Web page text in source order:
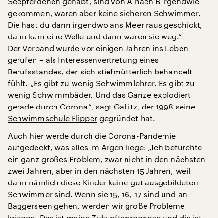
gekommen, waren aber keine sicheren Schwimmer.
Die hast du dann irgendwo ans Meer raus geschickt,
dann kam eine Welle und dann waren sie weg.“
Der Verband wurde vor einigen Jahren ins Leben
gerufen – als Interessenvertretung eines
Berufsstandes, der sich stiefmütterlich behandelt
fühlt. „Es gibt zu wenig Schwimmlehrer. Es gibt zu
wenig Schwimmbäder. Und das Ganze explodiert
gerade durch Corona“, sagt Gallitz, der 1998 seine
Schwimmschule Flippergegründet hat.
Auch hier werde durch die Corona-Pandemie
aufgedeckt, was alles im Argen liege: „Ich befürchte
ein ganz großes Problem, zwar nicht in den nächsten
zwei Jahren, aber in den nächsten 15 Jahren, weil
dann nämlich diese Kinder keine gut ausgebildeten
Schwimmer sind. Wenn sie 15, 16, 17 sind und an
Baggerseen gehen, werden wir große Probleme